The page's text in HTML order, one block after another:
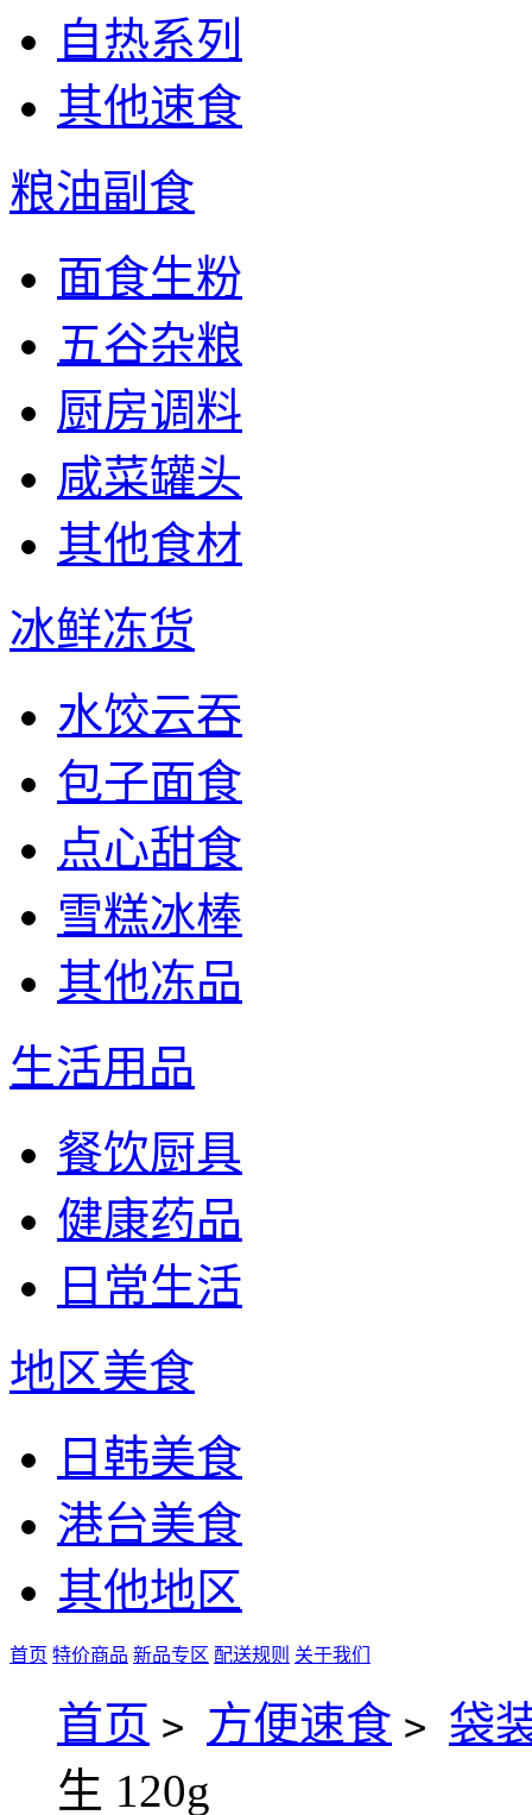
自热系列
其他速食
粮油副食
面食生粉
五谷杂粮
厨房调料
咸菜罐头
其他食材
冰鲜冻货
水饺云吞
包子面食
点心甜食
雪糕冰棒
其他冻品
生活用品
餐饮厨具
健康药品
日常生活
地区美食
日韩美食
港台美食
其他地区
首页 特价商品 新品专区 配送规则 关于我们
首页 > 方便速食 > 袋
生 120g